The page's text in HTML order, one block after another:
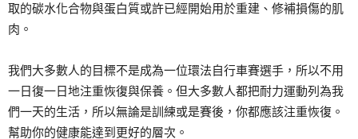
取的碳水化合物與蛋白質或許已經開始用於重建、修補損傷的肌
肉。
我們大多數人的目標不是成為一位環法自行車賽選手，所以不用
一日復一日地注重恢復與保養。但大多數人都把耐力運動列為我
們一天的生活，所以無論是訓練或是賽後，你都應該注重恢復。
幫助你的健康能達到更好的層次。